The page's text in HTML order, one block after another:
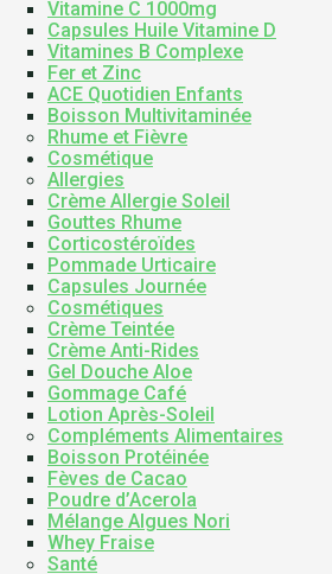
Vitamine C 1000mg
Capsules Huile Vitamine D
Vitamines B Complexe
Fer et Zinc
ACE Quotidien Enfants
Boisson Multivitaminée
Rhume et Fièvre
Cosmétique
Allergies
Crème Allergie Soleil
Gouttes Rhume
Corticostéroïdes
Pommade Urticaire
Capsules Journée
Cosmétiques
Crème Teintée
Crème Anti-Rides
Gel Douche Aloe
Gommage Café
Lotion Après-Soleil
Compléments Alimentaires
Boisson Protéinée
Fèves de Cacao
Poudre d’Acerola
Mélange Algues Nori
Whey Fraise
Santé